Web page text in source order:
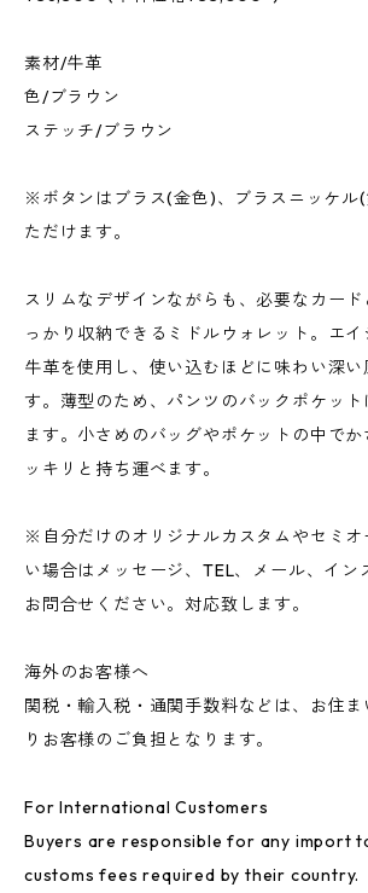
素材/牛革
色/ブラウン
ステッチ/ブラウン
※ボタンはブラス(金色)、ブラスニッケル
ただけます。
スリムなデザインながらも、必要なカー
っかり収納できるミドルウォレット。エ
牛革を使用し、使い込むほどに味わい深
す。薄型のため、パンツのバックポケット
ます。小さめのバッグやポケットの中で
ッキリと持ち運べます。
※自分だけのオリジナルカスタムやセミオ
い場合はメッセージ、TEL、メール、イン
お問合せください。対応致します。
海外のお客様へ
関税・輸入税・通関手数料などは、お住
りお客様のご負担となります。
For International Customers
Buyers are responsible for any import
customs fees required by their country.